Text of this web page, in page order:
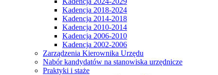
Kadencja 2018-2024
Kadencja 2014-2018
Kadencja 2010-2014
Kadencja 2006-2010
Kadencja 2002-2006
Zarządzenia Kierownika Urzędu
Nabór kandydatów na stanowiska urzędnicze
Praktyki i staże